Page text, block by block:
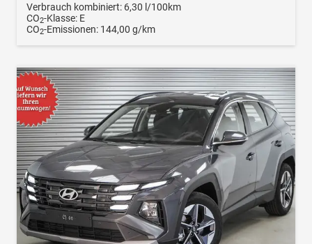
Verbrauch kombiniert: 6,30 l/100km
CO2-Klasse: E
CO2-Emissionen: 144,00 g/km